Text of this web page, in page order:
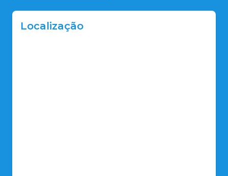
Localização